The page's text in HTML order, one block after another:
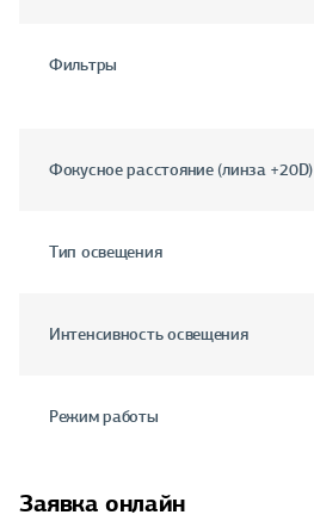
Фильтры
Фокусное расстояние (линза +20D)
Тип освещения
Интенсивность освещения
Режим работы
Заявка онлайн